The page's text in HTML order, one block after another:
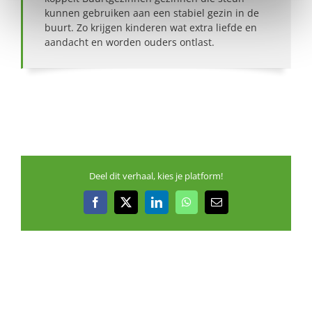
kunnen gebruiken aan een stabiel gezin in de
buurt. Zo krijgen kinderen wat extra liefde en
aandacht en worden ouders ontlast.
Deel dit verhaal, kies je platform!
Facebook
X LinkedInWhatsApp
E-